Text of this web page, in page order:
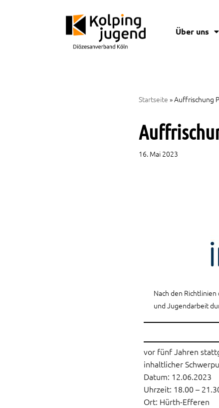
Über uns
Startseite »Auffrischung
16. Mai 2023
Nach den
und Jugendarbeit
vor fünf Jahren
inhaltlicher
Datum: 12.06.2023
Uhrzeit: 18.00 –
Ort: Hürth-Efferen